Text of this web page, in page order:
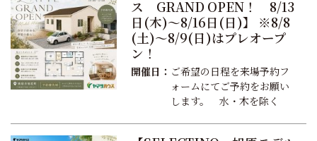
ス GRAND OPEN！ 8/13
日(木)～8/16日(日)】 ※8/8
(土)～8/9(日)はプレオープ
ン！
開催日： ご希望の日程を来場予約フ
ォームにてご予約をお願い
します。 水・木を除く